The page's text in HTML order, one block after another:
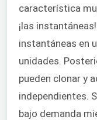
característica
¡las
instantáneas en
unidades.
pueden clonar y
independientes.
bajo demanda